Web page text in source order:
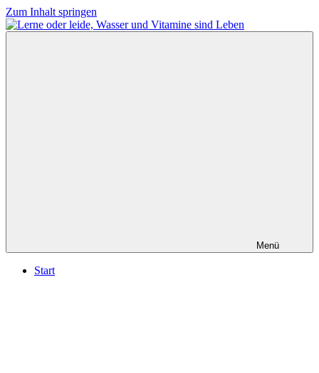
Zum Inhalt springen
Menü
Start